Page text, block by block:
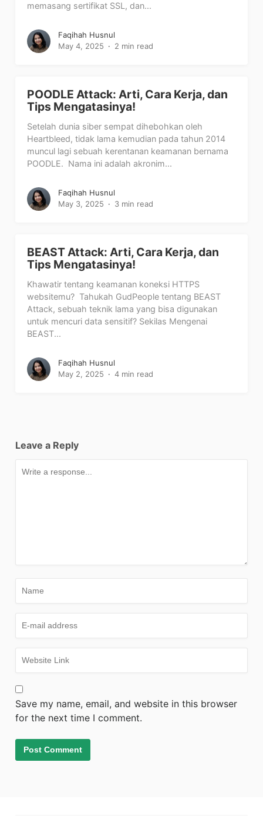
memasang sertifikat SSL, dan...
Faqihah Husnul
May 4, 2025
2 min read
POODLE Attack: Arti, Cara Kerja, dan
Tips Mengatasinya!
Setelah dunia siber sempat dihebohkan oleh
Heartbleed, tidak lama kemudian pada tahun 2014
muncul lagi sebuah kerentanan keamanan bernama
POODLE. Nama ini adalah akronim...
Faqihah Husnul
May 3, 2025
3 min read
BEAST Attack: Arti, Cara Kerja, dan
Tips Mengatasinya!
Khawatir tentang keamanan koneksi HTTPS
websitemu? Tahukah GudPeople tentang BEAST
Attack, sebuah teknik lama yang bisa digunakan
untuk mencuri data sensitif? Sekilas Mengenai
BEAST...
Faqihah Husnul
May 2, 2025
4 min read
Leave a Reply
Save my name, email, and website in this browser
for the next time I comment.